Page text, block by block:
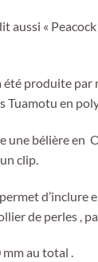
aussi «
produite par
Tuamotu en
une bélière en
clip.
d’inclure
de perles ,
au total .